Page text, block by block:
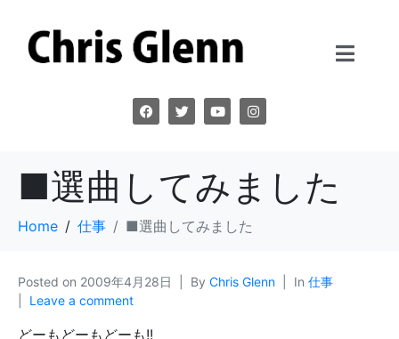
■選曲してみました
Home 仕事 ■選曲してみました
Posted on 2009年4月28日 By Chris Glenn In 仕事
Leave a comment
どーもどーもどーも!!